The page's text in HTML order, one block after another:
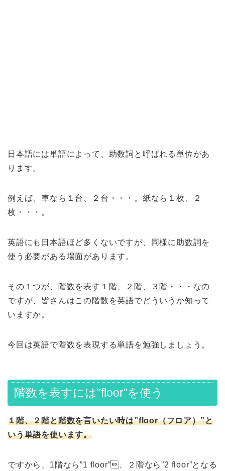
日本語には単語によって、助数詞と呼ばれる単位があ
ります。
例えば、車なら１台、２台・・・。紙なら１枚、２
枚・・・。
英語にも日本語ほど多くないですが、同様に助数詞を
使う必要がある場面があります。
その１つが、階数を表す１階、２階、３階・・・なの
ですが、皆さんはこの階数を英語でどういうか知って
いますか。
今回は英語で階数を表現する単語を勉強しましょう。
階数を表すには”floor”を使う
１階、２階と階数を言いたい時は”floor（フロア）”と
いう単語を使います。
ですから、1階なら”1 floor”、２階なら”2 floor”となる